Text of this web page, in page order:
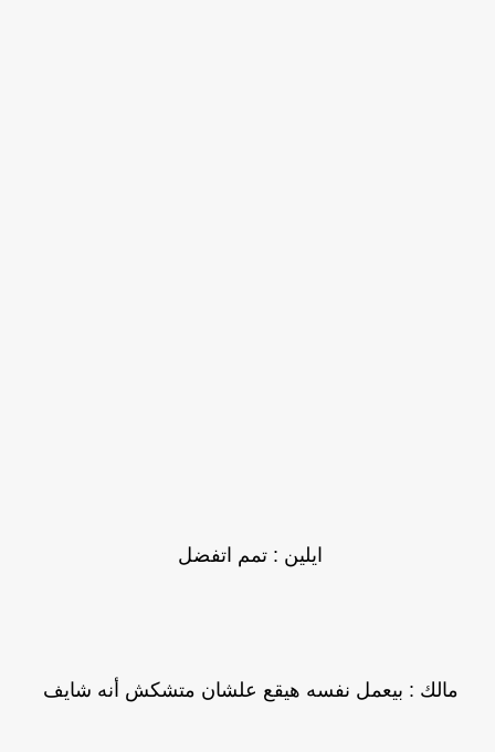
ايلين : تمم اتفضل
مالك : بيعمل نفسه هيقع علشان متشكش أنه شايف